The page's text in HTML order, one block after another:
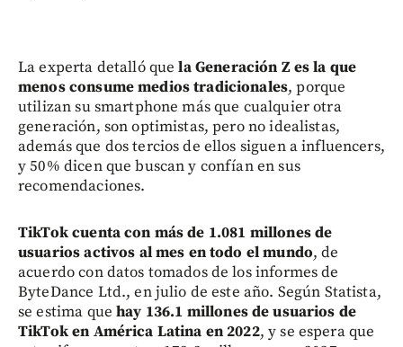
La experta detalló quela Generación Z es la que
menos consume medios tradicionales, porque
utilizan su smartphone más que cualquier otra
generación, son optimistas, pero no idealistas,
además que dos tercios de ellos siguen a influencers,
y 50% dicen que buscan y confían en sus
recomendaciones.
TikTok cuenta con más de 1.081 millones de
usuarios activos al mes en todo el mundo, de
acuerdo con datos tomados de los informes de
ByteDance Ltd., en julio de este año. Según Statista,
se estima quehay 136.1 millones de usuarios de
TikTok en América Latina en 2022, y se espera que